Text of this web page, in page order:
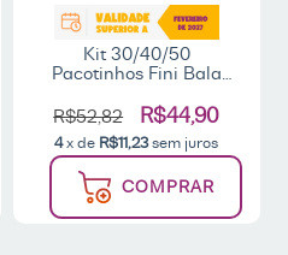
Kit 30/40/50
Pacotinhos Fini Bala
R$52,82
R$44,90
4x de R$11,23sem juros
COMPRAR